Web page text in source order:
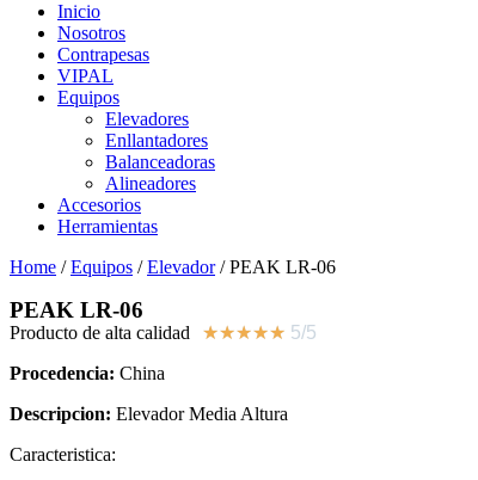
Inicio
Nosotros
Contrapesas
VIPAL
Equipos
Elevadores
Enllantadores
Balanceadoras
Alineadores
Accesorios
Herramientas
Home /Equipos /Elevador/ PEAK LR-06
PEAK LR-06
Producto de alta calidad ★★★★★ 5/5
Procedencia: China
Descripcion: Elevador Media Altura
Caracteristica: